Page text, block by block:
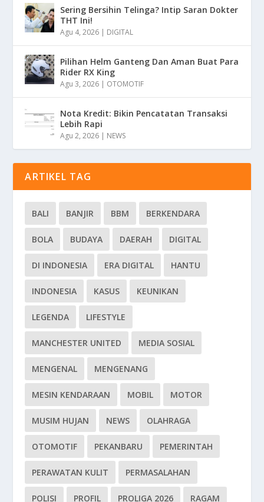
Sering Bersihin Telinga? Intip Saran Dokter
THT Ini!
Agu 4, 2026 | DIGITAL
Pilihan Helm Ganteng Dan Aman Buat Para
Rider RX King
Agu 3, 2026 | OTOMOTIF
Nota Kredit: Bikin Pencatatan Transaksi
Lebih Rapi
Agu 2, 2026 | NEWS
ARTIKEL TAG
BALI BANJIR BBM BERKENDARA
BOLA BUDAYA DAERAH DIGITAL
DI INDONESIA ERA DIGITAL HANTU
INDONESIA KASUS KEUNIKAN
LEGENDA LIFESTYLE
MANCHESTER UNITED MEDIA SOSIAL
MENGENAL MENGENANG
MESIN KENDARAAN MOBIL MOTOR
MUSIM HUJAN NEWS OLAHRAGA
OTOMOTIF PEKANBARU PEMERINTAH
PERAWATAN KULIT PERMASALAHAN
POLISI PROFIL PROLIGA 2026 RAGAM